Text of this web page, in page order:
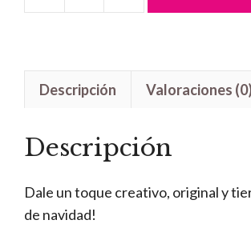
calado
cantidad
Descripción Valoraciones
Descripción
Dale un toque creativo, original y
de navidad!